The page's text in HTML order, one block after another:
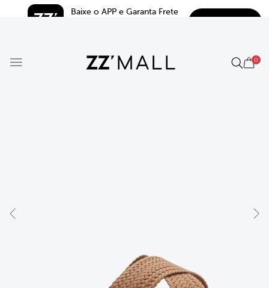
Baixe o APP e Garanta Frete
0